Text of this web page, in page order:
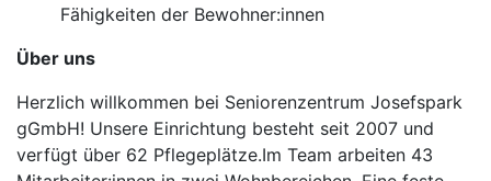
Fähigkeiten der Bewohner:innen
Über uns
Herzlich willkommen bei Seniorenzentrum Josefspark
gGmbH! Unsere Einrichtung besteht seit 2007 und
verfügt über 62 Pflegeplätze.Im Team arbeiten 43